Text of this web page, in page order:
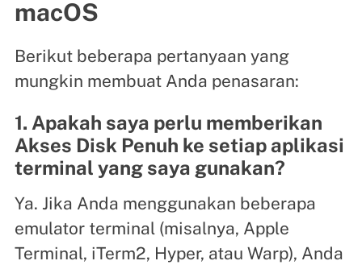
macOS
Berikut beberapa pertanyaan yang
mungkin membuat Anda penasaran:
1. Apakah saya perlu memberikan
Akses Disk Penuh ke setiap aplikasi
terminal yang saya gunakan?
Ya. Jika Anda menggunakan beberapa
emulator terminal (misalnya, Apple
Terminal, iTerm2, Hyper, atau Warp), Anda